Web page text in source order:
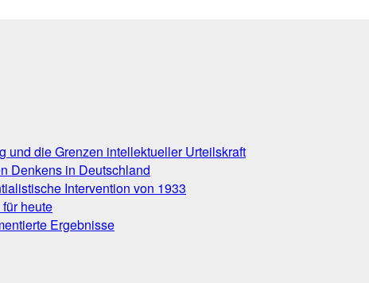
und die Grenzen intellektueller Urteilskraft
Denkens in Deutschland
Intervention von 1933
heute
Ergebnisse